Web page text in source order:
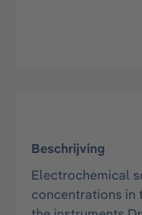
Beschrijving
Electrochemical
concentrations in